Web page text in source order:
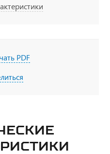
для размещения
PDF